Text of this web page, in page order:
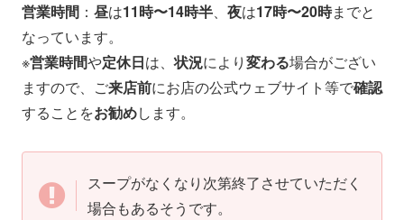
営業時間 ： 昼は11時〜14時半、 夜は17時〜20時までと
なっています。
※営業時間や定休日は、状況により変わる場合がござい
ますので、ご来店前にお店の公式ウェブサイト等で確認
することをお勧めします。
スープがなくなり次第終了させていただく
場合もあるそうです。